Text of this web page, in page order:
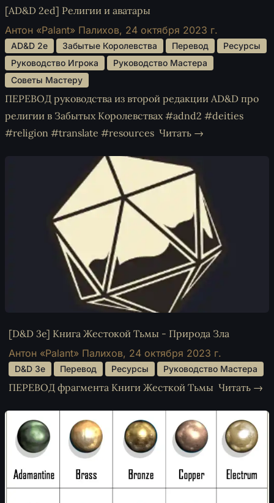
[AD&D 2ed] Религии и аватары
Антон «Palant» Палихов, 24 октября 2023 г.
AD&D 2e Забытые Королевства Перевод
Ресурсы
Руководство Игрока
Руководство Мастера
Советы Мастеру
ПЕРЕВОД руководства из второй редакции AD&D про
религии в Забытых Королевствах #adnd2 #deities
#religion #translate #resources Читать →
[D&D 3e] Книга Жестокой Тьмы - Природа Зла
Антон «Palant» Палихов, 24 октября 2023 г.
D&D 3e Перевод Ресурсы Руководство Мастера
ПЕРЕВОД фрагмента Книги Жесткой Тьмы Читать →